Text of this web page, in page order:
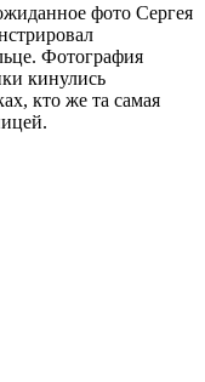
фото Сергея
Фотография
кинулись
кто же та самая